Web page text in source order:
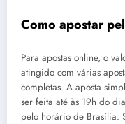
Como apostar
Para apostas online, o
atingido com várias
completas. A aposta
ser feita até às 19h do
pelo horário de Brasília.